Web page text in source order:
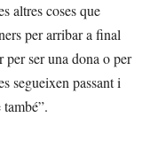
altres coses que
per arribar a final
per ser una dona o per
segueixen passant i